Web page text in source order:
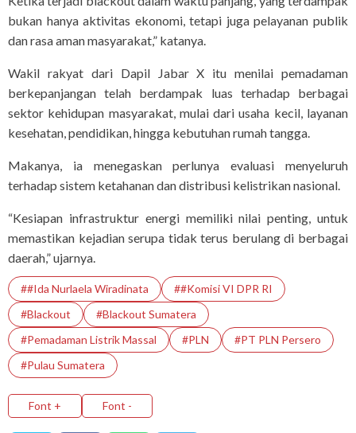
bukan hanya aktivitas ekonomi, tetapi juga pelayanan publik
dan rasa aman masyarakat,” katanya.
Wakil rakyat dari Dapil Jabar X itu menilai pemadaman
berkepanjangan telah berdampak luas terhadap berbagai
sektor kehidupan masyarakat, mulai dari usaha kecil, layanan
kesehatan, pendidikan, hingga kebutuhan rumah tangga.
Makanya, ia menegaskan perlunya evaluasi menyeluruh
terhadap sistem ketahanan dan distribusi kelistrikan nasional.
“Kesiapan infrastruktur energi memiliki nilai penting, untuk
memastikan kejadian serupa tidak terus berulang di berbagai
daerah,” ujarnya.
##Ida Nurlaela Wiradinata
##Komisi VI DPR RI
#Blackout
#Blackout Sumatera
#pemadaman Listrik Massal
#PLN
#PT PLN Persero
#Pulau Sumatera
Font + Font -